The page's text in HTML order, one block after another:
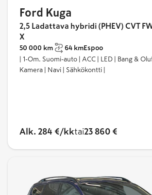
Ford Kuga
2,5 Ladattava hybridi (PHEV) CVT
X
50 000 km 64 km Espoo
| 1-Om. Suomi-auto | ACC | LED | Bang &
Kamera | Navi | Sähkökontti |
Alk. 284 €/kktai23 860 €